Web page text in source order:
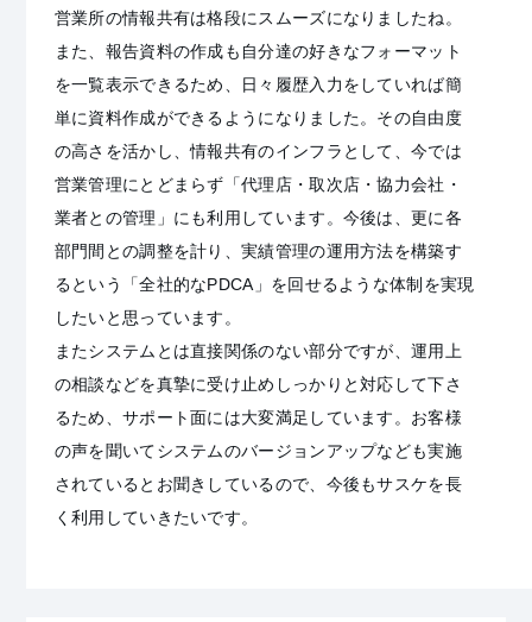
営業所の情報共有は格段にスムーズになりましたね。
また、報告資料の作成も自分達の好きなフォーマット
を一覧表示できるため、日々履歴入力をしていれば簡
単に資料作成ができるようになりました。その自由度
の高さを活かし、情報共有のインフラとして、今では
営業管理にとどまらず「代理店・取次店・協力会社・
業者との管理」にも利用しています。今後は、更に各
部門間との調整を計り、実績管理の運用方法を構築す
るという「全社的なPDCA」を回せるような体制を実現
したいと思っています。
またシステムとは直接関係のない部分ですが、運用上
の相談などを真摯に受け止めしっかりと対応して下さ
るため、サポート面には大変満足しています。お客様
の声を聞いてシステムのバージョンアップなども実施
されているとお聞きしているので、今後もサスケを長
く利用していきたいです。